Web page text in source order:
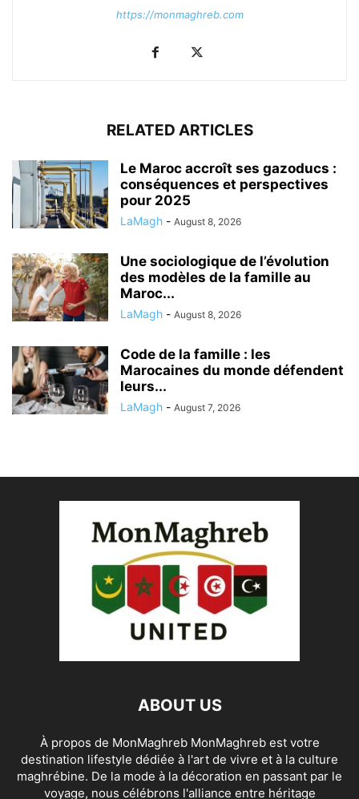
https://monmaghreb.com
RELATED ARTICLES
Le Maroc accroît ses gazoducs :
conséquences et perspectives
pour 2025
LaMagh - August 8, 2026
Une sociologique de l’évolution
des modèles de la famille au
Maroc...
LaMagh - August 8, 2026
Code de la famille : les
Marocaines du monde défendent
leurs...
LaMagh - August 7, 2026
ABOUT US
À propos de MonMaghreb MonMaghreb est votre
destination lifestyle dédiée à l'art de vivre et à la culture
maghrébine. De la mode à la décoration en passant par le
voyage, nous célébrons l'alliance entre héritage